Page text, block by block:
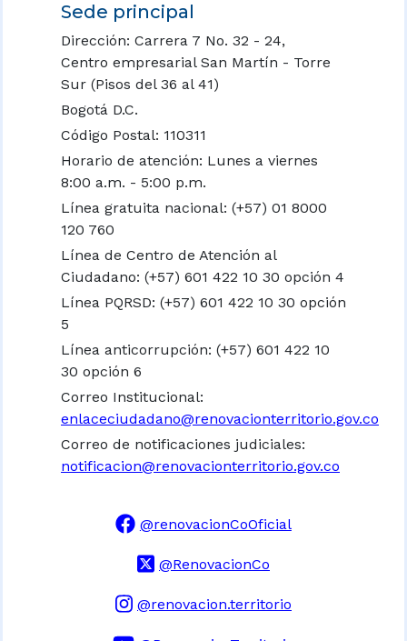
Sede principal
Dirección: Carrera 7 No. 32 - 24,
Centro empresarial San Martín - Torre
Sur (Pisos del 36 al 41)
Bogotá D.C.
Código Postal: 110311
Horario de atención: Lunes a viernes
8:00 a.m. - 5:00 p.m.
Línea gratuita nacional: (+57) 01 8000
120 760
Línea de Centro de Atención al
Ciudadano: (+57) 601 422 10 30 opción 4
Línea PQRSD: (+57) 601 422 10 30 opción
5
Línea anticorrupción: (+57) 601 422 10
30 opción 6
Correo Institucional:
enlaceciudadano@renovacionterritorio.gov.co
Correo de notificaciones judiciales:
notificacion@renovacionterritorio.gov.co
@renovacionCoOficial
@RenovacionCo
@renovacion.territorio